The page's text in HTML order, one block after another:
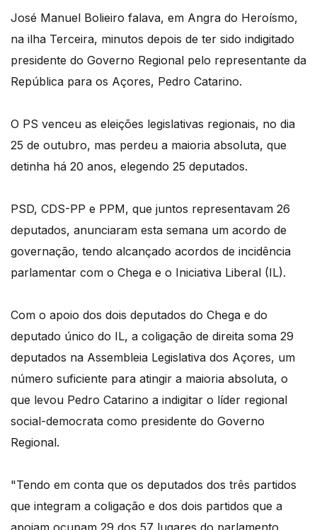
José Manuel Bolieiro falava, em Angra do Heroísmo,
na ilha Terceira, minutos depois de ter sido indigitado
presidente do Governo Regional pelo representante da
República para os Açores, Pedro Catarino.
O PS venceu as eleições legislativas regionais, no dia
25 de outubro, mas perdeu a maioria absoluta, que
detinha há 20 anos, elegendo 25 deputados.
PSD, CDS-PP e PPM, que juntos representavam 26
deputados, anunciaram esta semana um acordo de
governação, tendo alcançado acordos de incidência
parlamentar com o Chega e o Iniciativa Liberal (IL).
Com o apoio dos dois deputados do Chega e do
deputado único do IL, a coligação de direita soma 29
deputados na Assembleia Legislativa dos Açores, um
número suficiente para atingir a maioria absoluta, o
que levou Pedro Catarino a indigitar o líder regional
social-democrata como presidente do Governo
Regional.
"Tendo em conta que os deputados dos três partidos
que integram a coligação e dos dois partidos que a
apoiam ocupam 29 dos 57 lugares do parlamento